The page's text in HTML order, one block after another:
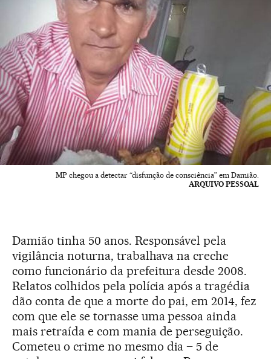
MP chegou a detectar “disfunção de consciência” em Damião.
ARQUIVO PESSOAL
Damião tinha 50 anos. Responsável pela
vigilância noturna, trabalhava na creche
como funcionário da prefeitura desde 2008.
Relatos colhidos pela polícia após a tragédia
dão conta de que a morte do pai, em 2014, fez
com que ele se tornasse uma pessoa ainda
mais retraída e com mania de perseguição.
Cometeu o crime no mesmo dia – 5 de